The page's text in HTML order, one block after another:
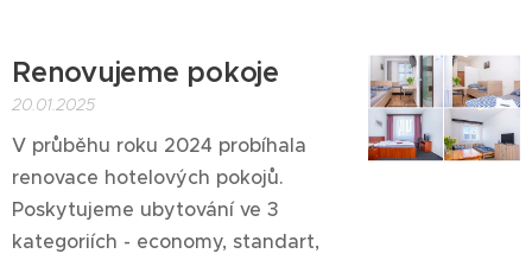
Renovujeme pokoje
20.01.2025
V průběhu roku 2024 probíhala
renovace hotelových pokojů.
Poskytujeme ubytování ve 3
kategoriích - economy, standart,